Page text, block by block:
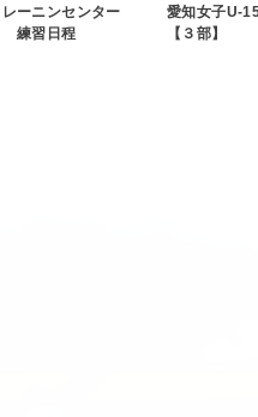
ーニンセンター
練習日程
愛知女子U-
【３部】